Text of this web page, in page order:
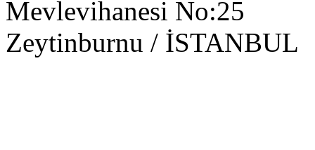
Mevlevihanesi No:25
Zeytinburnu / İSTANBUL